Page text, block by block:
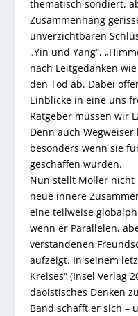
thematisch sondiert,
Zusammenhang
unverzichtbaren
„Yin und Yang“,
nach Leitgedanken
den Tod ab. Dabei
Einblicke in eine uns
Ratgeber müssen wir
Denn auch
besonders wenn sie
geschaffen wurden.
Nun stellt Möller nicht
neue innere
eine teilweise
wenn er Parallelen,
verstandenen
aufzeigt. In seinem
Kreises“ (Insel Verlag
daoistisches Denken
Band schafft er sich –